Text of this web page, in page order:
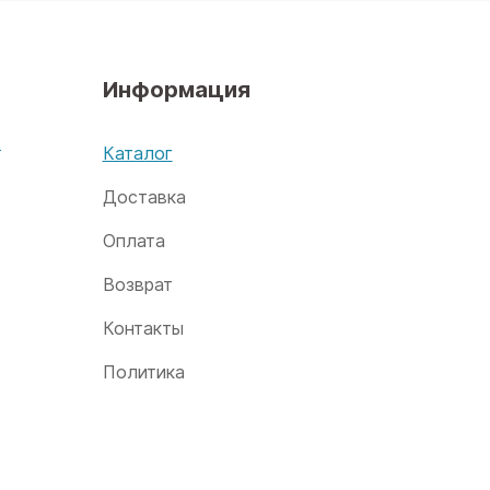
Информация
Каталог
Доставка
Оплата
Возврат
Контакты
Политика